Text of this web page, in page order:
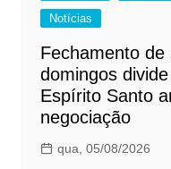
Notícias
Fechamento
domingos
Espírito Santo
negociação
qua, 05/08/2026